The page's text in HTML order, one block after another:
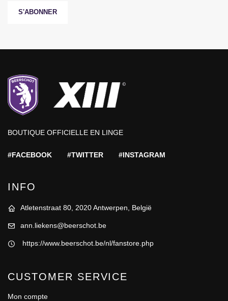
S'ABONNER
BOUTIQUE OFFICIELLE EN LINGE
#FACEBOOK #TWITTER #INSTAGRAM
INFO
Atletenstraat 80, 2020 Antwerpen, België
ann.liekens@beerschot.be
https://www.beerschot.be/nl/fanstore.php
CUSTOMER SERVICE
Mon compte